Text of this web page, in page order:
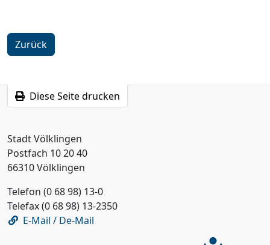
Zurück
Diese Seite drucken
Stadt Völklingen
Postfach 10 20 40
66310 Völklingen
Telefon (0 68 98) 13-0
Telefax (0 68 98) 13-2350
E-Mail / De-Mail